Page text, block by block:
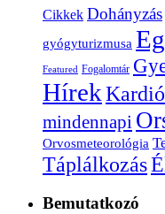
Cikkek Dohányzás
gyógyturizmusa
Featured Fogalomtár
Hírek
mindennapi
Orvosmeteorológia
Táplálkozás
Bemutatkozó